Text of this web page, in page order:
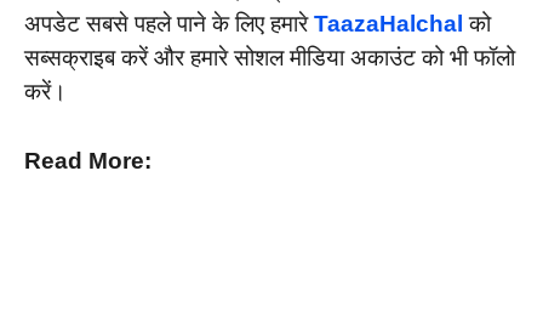
अपडेट सबसे पहले पाने के लिए हमारेTaazaHalchal को
सब्सक्राइब करें और हमारे सोशल मीडिया अकाउंट को भी फॉलो
करें।
Read More: